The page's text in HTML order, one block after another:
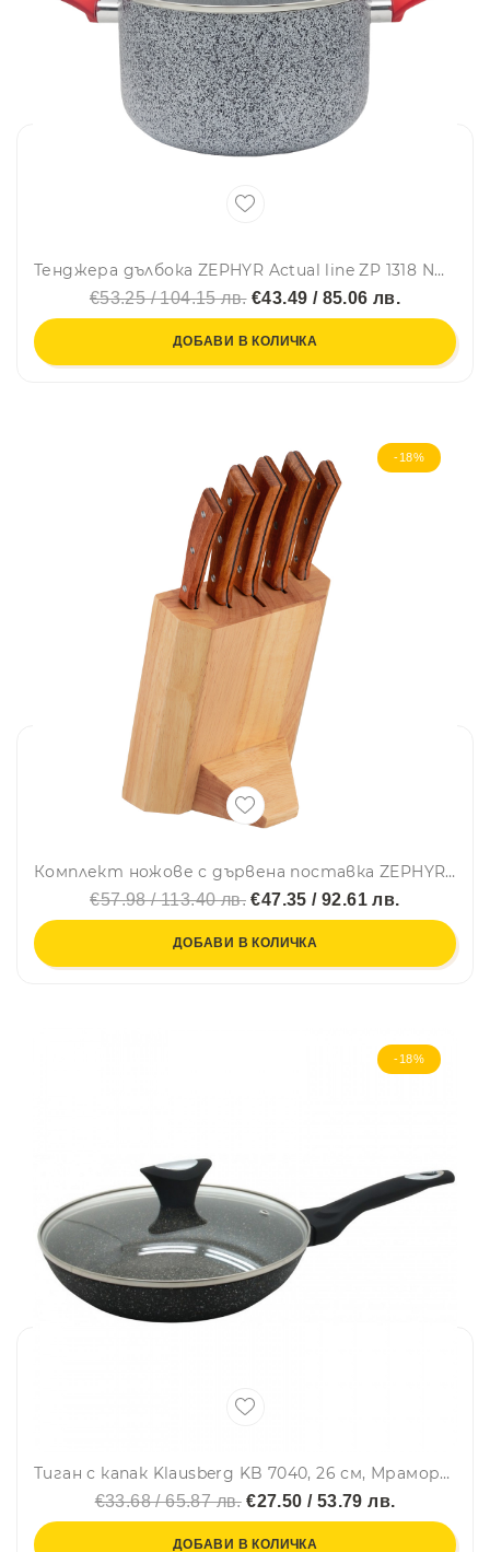
Тенджера дълбока ZEPHYR Actual line ZP 1318 NM26D, 26 см, 7 литра, Мраморно-керамично покритие, Сив/червен
€53.25 / 104.15 лв.€43.49 / 85.06 лв.
ДОБАВИ В КОЛИЧКА
-18%
Комплект ножове с дървена поставка ZEPHYR ZP 1633 X5WS, 6 части, Неръждаема стомана, Кафяв
€57.98 / 113.40 лв. €47.35 / 92.61 лв.
ДОБАВИ В КОЛИЧКА
-18%
Тиган с капак Klausberg KB 7040, 26 см, Мраморно покритие, Мека дръжка, Индукция, Черен
€33.68 / 65.87 лв.€27.50 / 53.79 лв.
ДОБАВИ В КОЛИЧКА